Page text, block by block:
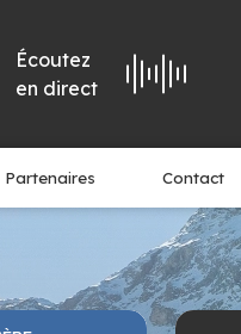
Écoutez
en direct
Partenaires Contact